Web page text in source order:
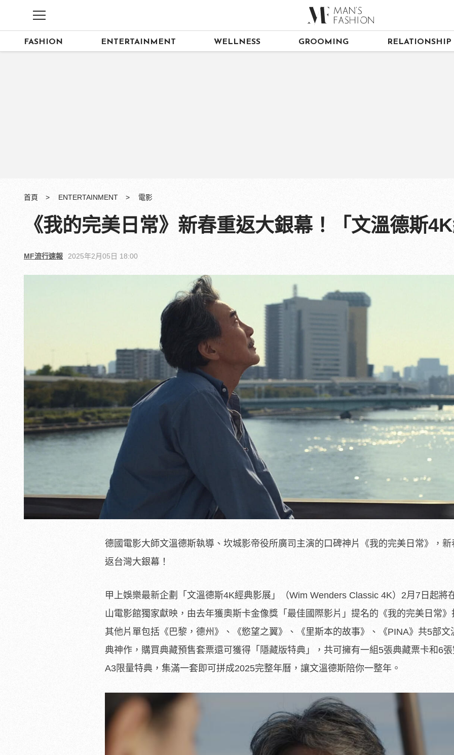
FASHION ENTERTAINMENT WELLNESS GROOMING RELATIONSHIP
首頁 ENTERTAINMENT 電影
《我的完美日常》新春重返大銀幕！「文溫德斯
MF流行速報 2025年2月05日 18:00
德國電影大師文溫德斯執導、坎城影帝役所廣司主演的口碑神片《我的完美日常》，新
返台灣大銀幕！
甲上娛樂最新企劃「文溫德斯4K經典影展」（Wim Wenders Classic 4K）2月7日起將
山電影館獨家獻映，由去年獲奧斯卡金像獎「最佳國際影片」提名的《我的完美日常》
其他片單包括《巴黎，德州》、《慾望之翼》、《里斯本的故事》、《PINA》共5部文
典神作，購買典藏預售套票還可獲得「隱藏版特典」，共可擁有一組5張典藏票卡和6
A3限量特典，集滿一套即可拼成2025完整年曆，讓文溫德斯陪你一整年。